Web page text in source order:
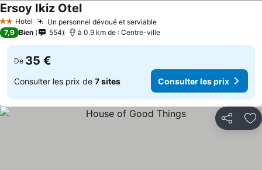
2 Étoiles
Hotel Un personnel dévoué et serviable
Ersoy Ikiz Otel
7,9 Bien 554 à 0.9 km de : Centre-ville
De 35 €
Consulter les prix de 7 sites Consulter les prix
Partager